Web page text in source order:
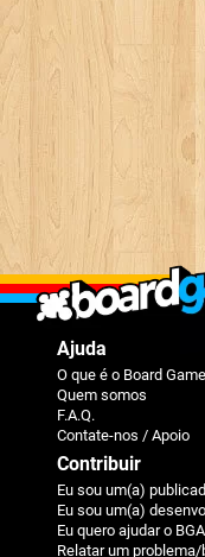
Ajuda
O que é o Board
Quem somos
F.A.Q.
Contate-nos / Apoio
Contribuir
Eu sou um(a)
Eu sou um(a)
Eu quero ajudar o BGA
Relatar um problema/